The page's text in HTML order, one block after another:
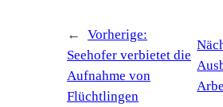
←
Vorherige:
Seehofer verbietet die
Aufnahme von
Flüchtlingen